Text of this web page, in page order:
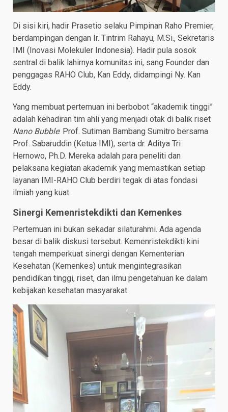
Di sisi kiri, hadir Prasetio selaku Pimpinan Raho Premier,
berdampingan dengan Ir. Tintrim Rahayu, M.Si., Sekretaris
IMI (Inovasi Molekuler Indonesia). Hadir pula sosok
sentral di balik lahirnya komunitas ini, sang Founder dan
penggagas RAHO Club, Kan Eddy, didampingi Ny. Kan
Eddy.
Yang membuat pertemuan ini berbobot “akademik tinggi”
adalah kehadiran tim ahli yang menjadi otak di balik riset
Nano Bubble: Prof. Sutiman Bambang Sumitro bersama
Prof. Sabaruddin (Ketua IMI), serta dr. Aditya Tri
Hernowo, Ph.D. Mereka adalah para peneliti dan
pelaksana kegiatan akademik yang memastikan setiap
layanan IMI-RAHO Club berdiri tegak di atas fondasi
ilmiah yang kuat.
Sinergi Kemenristekdikti dan Kemenkes
Pertemuan ini bukan sekadar silaturahmi. Ada agenda
besar di balik diskusi tersebut. Kemenristekdikti kini
tengah memperkuat sinergi dengan Kementerian
Kesehatan (Kemenkes) untuk mengintegrasikan
pendidikan tinggi, riset, dan ilmu pengetahuan ke dalam
kebijakan kesehatan masyarakat.